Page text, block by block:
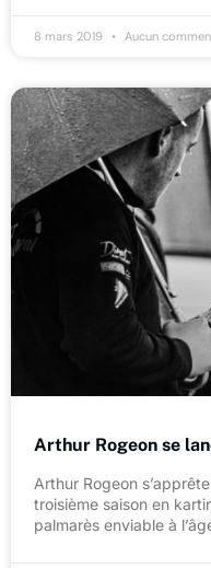
8 mars 2019 Aucun
Arthur Rogeon se
Arthur Rogeon
troisième saison en
palmarès enviable à